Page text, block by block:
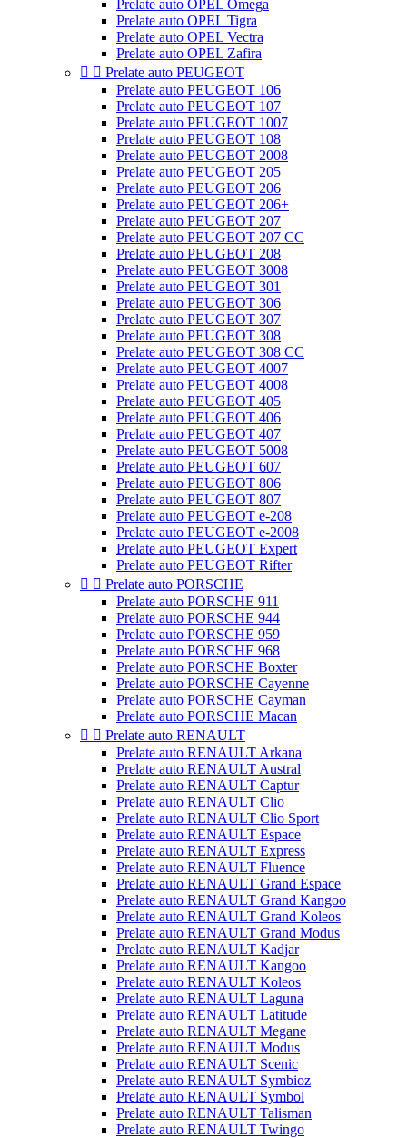
Prelate auto OPEL Omega
Prelate auto OPEL Tigra
Prelate auto OPEL Vectra
Prelate auto OPEL Zafira
  Prelate auto PEUGEOT
Prelate auto PEUGEOT 106
Prelate auto PEUGEOT 107
Prelate auto PEUGEOT 1007
Prelate auto PEUGEOT 108
Prelate auto PEUGEOT 2008
Prelate auto PEUGEOT 205
Prelate auto PEUGEOT 206
Prelate auto PEUGEOT 206+
Prelate auto PEUGEOT 207
Prelate auto PEUGEOT 207 CC
Prelate auto PEUGEOT 208
Prelate auto PEUGEOT 3008
Prelate auto PEUGEOT 301
Prelate auto PEUGEOT 306
Prelate auto PEUGEOT 307
Prelate auto PEUGEOT 308
Prelate auto PEUGEOT 308 CC
Prelate auto PEUGEOT 4007
Prelate auto PEUGEOT 4008
Prelate auto PEUGEOT 405
Prelate auto PEUGEOT 406
Prelate auto PEUGEOT 407
Prelate auto PEUGEOT 5008
Prelate auto PEUGEOT 607
Prelate auto PEUGEOT 806
Prelate auto PEUGEOT 807
Prelate auto PEUGEOT e-208
Prelate auto PEUGEOT e-2008
Prelate auto PEUGEOT Expert
Prelate auto PEUGEOT Rifter
  Prelate auto PORSCHE
Prelate auto PORSCHE 911
Prelate auto PORSCHE 944
Prelate auto PORSCHE 959
Prelate auto PORSCHE 968
Prelate auto PORSCHE Boxter
Prelate auto PORSCHE Cayenne
Prelate auto PORSCHE Cayman
Prelate auto PORSCHE Macan
  Prelate auto RENAULT
Prelate auto RENAULT Arkana
Prelate auto RENAULT Austral
Prelate auto RENAULT Captur
Prelate auto RENAULT Clio
Prelate auto RENAULT Clio Sport
Prelate auto RENAULT Espace
Prelate auto RENAULT Express
Prelate auto RENAULT Fluence
Prelate auto RENAULT Grand Espace
Prelate auto RENAULT Grand Kangoo
Prelate auto RENAULT Grand Koleos
Prelate auto RENAULT Grand Modus
Prelate auto RENAULT Kadjar
Prelate auto RENAULT Kangoo
Prelate auto RENAULT Koleos
Prelate auto RENAULT Laguna
Prelate auto RENAULT Latitude
Prelate auto RENAULT Megane
Prelate auto RENAULT Modus
Prelate auto RENAULT Scenic
Prelate auto RENAULT Symbioz
Prelate auto RENAULT Symbol
Prelate auto RENAULT Talisman
Prelate auto RENAULT Twingo